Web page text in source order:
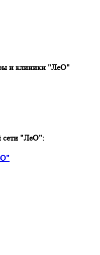
и клиники "ЛеО"
сети "ЛеО":